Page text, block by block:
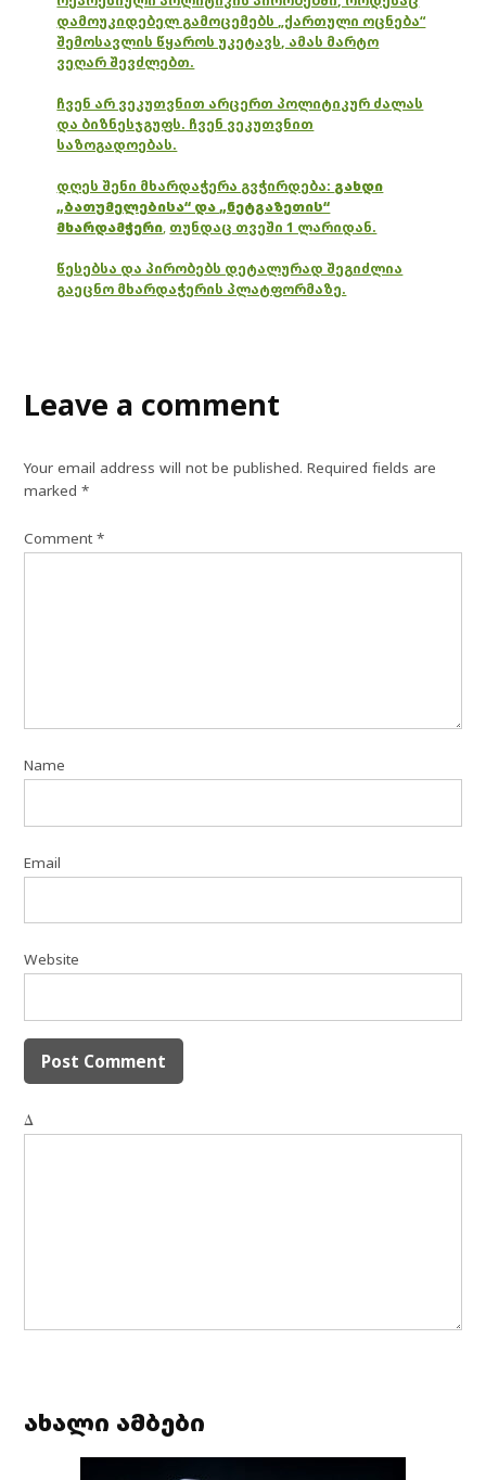
დამოუკიდებელ გამოცემებს „ქართული ოცნება“
შემოსავლის წყაროს უკეტავს, ამას მარტო
ვეღარ შევძლებთ.
ჩვენ არ ვეკუთვნით არცერთ პოლიტიკურ ძალას
და ბიზნესჯგუფს. ჩვენ ვეკუთვნით
საზოგადოებას.
დღეს შენი მხარდაჭერა გვჭირდება: გახდი
„ბათუმელებისა“ და „ნეტგაზეთის“
მხარდამჭერი, თუნდაც თვეში 1 ლარიდან.
წესებსა და პირობებს დეტალურად შეგიძლია
გაეცნო მხარდაჭერის პლატფორმაზე.
Leave a comment
Your email address will not be published. Required fields are
marked*
Comment*
Name
Email
Website
Δ
ახალი ამბები